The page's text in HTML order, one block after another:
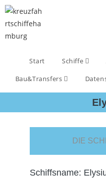
Start Schiffe
Bau&Transfers
DIE
Schiffsname: